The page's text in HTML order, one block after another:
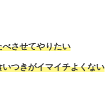
させてやりたい
つきがイマイチよくない